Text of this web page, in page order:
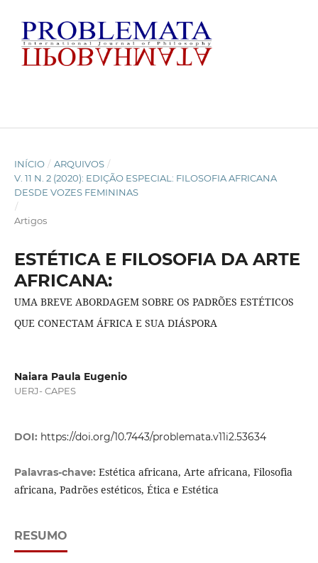
INÍCIO / ARQUIVOS /
V. 11 N. 2 (2020): EDIÇÃO ESPECIAL: FILOSOFIA AFRICANA
DESDE VOZES FEMININAS
/
Artigos
ESTÉTICA E FILOSOFIA DA ARTE
AFRICANA:
UMA BREVE ABORDAGEM SOBRE OS PADRÕES ESTÉTICOS
QUE CONECTAM ÁFRICA E SUA DIÁSPORA
Naiara Paula Eugenio
UERJ- CAPES
DOI: https://doi.org/10.7443/problemata.v11i2.53634
Palavras-chave: Estética africana, Arte africana, Filosofia
africana, Padrões estéticos, Ética e Estética
RESUMO